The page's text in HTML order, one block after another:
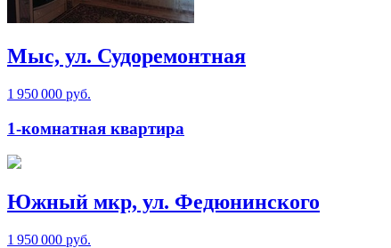
Мыс, ул. Судоремонтная
1 950 000 руб.
1-комнатная квартира
Южный мкр, ул. Федюнинского
1 950 000 руб.